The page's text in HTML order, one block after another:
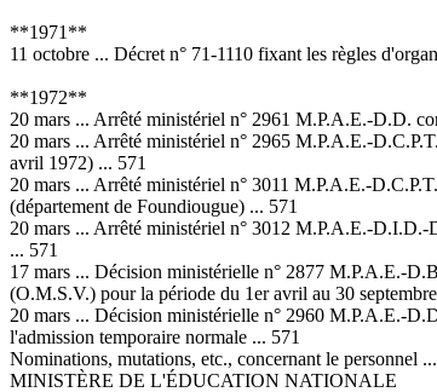
**1971**
11 octobre ... Décret n° 71-1110 fixant les règles
**1972**
20 mars ... Arrêté ministériel n° 2961 M.P.A.E.-D.D.
20 mars ... Arrêté ministériel n° 2965 M.P.A.E.-
avril 1972) ... 571
20 mars ... Arrêté ministériel n° 3011 M.P.A.E.-
(département de Foundiougue) ... 571
20 mars ... Arrêté ministériel n° 3012 M.P.A.E.-
... 571
17 mars ... Décision ministérielle n° 2877 M.P.A.E.-
(O.M.S.V.) pour la période du 1er avril au 30
20 mars ... Décision ministérielle n° 2960 M.P.A.E.-
l'admission temporaire normale ... 571
Nominations, mutations, etc., concernant le personnel
MINISTÈRE DE L'ÉDUCATION NATIONALE